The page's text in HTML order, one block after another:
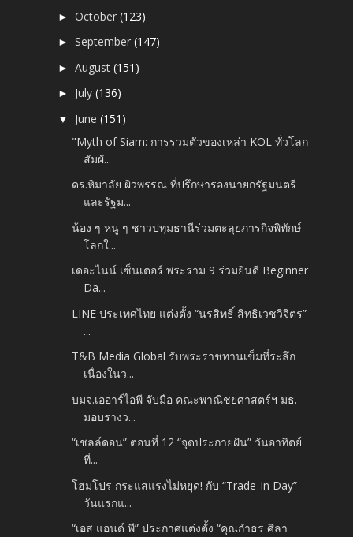
►October(123)
►September(147)
►August(151)
► July(136)
▼ June(151)
"Myth of Siam: การรวมตัวของเหล่า KOL ทั่วโลก
สัมผั...
ดร.หิมาลัย ผิวพรรณ ที่ปรึกษารองนายกรัฐมนตรี
และรัฐม...
น้อง ๆ หนู ๆ ชาวปทุมธานีร่วมตะลุยภารกิจพิทักษ์
โลกใ...
เดอะไนน์ เซ็นเตอร์ พระราม 9 ร่วมยินดี Beginner
Da...
LINE ประเทศไทย แต่งตั้ง “นรสิทธิ์ สิทธิเวชวิจิตร”
...
T&B Media Global รับพระราชทานเข็มที่ระลึก
เนื่องในว...
บมจ.เออาร์ไอพี จับมือ คณะพาณิชยศาสตร์ฯ มธ.
มอบรางว...
“เชลล์ดอน” ตอนที่ 12 “จุดประกายฝัน” วันอาทิตย์
ที่...
โฮมโปร กระแสแรงไม่หยุด! กับ “Trade-In Day”
วันแรกแ...
“เอส แอนด์ พี” ประกาศแต่งตั้ง “คุณกำธร ศิลา